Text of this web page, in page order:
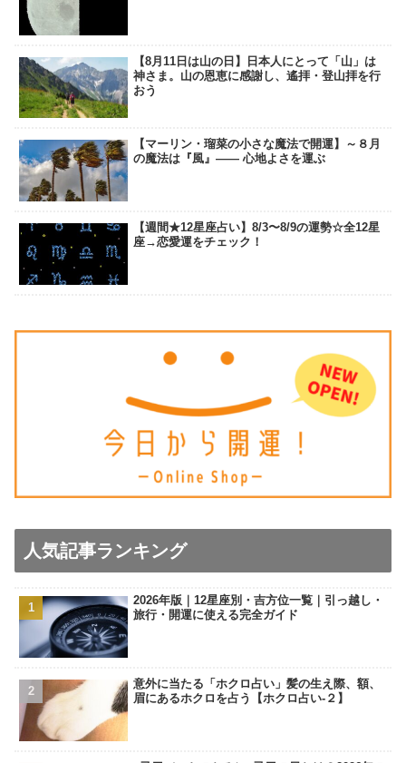
【8月11日は山の日】日本人にとって「山」は
神さま。山の恩恵に感謝し、遙拝・登山拝を行
おう
【マーリン・瑠菜の小さな魔法で開運】～８月
の魔法は『風』―― 心地よさを運ぶ
【週間★12星座占い】8/3〜8/9の運勢☆全12星
座→恋愛運をチェック！
人気記事ランキング
2026年版｜12星座別・吉方位一覧｜引っ越し・
旅行・開運に使える完全ガイド
意外に当たる「ホクロ占い」髪の生え際、額、
眉にあるホクロを占う【ホクロ占い‐２】